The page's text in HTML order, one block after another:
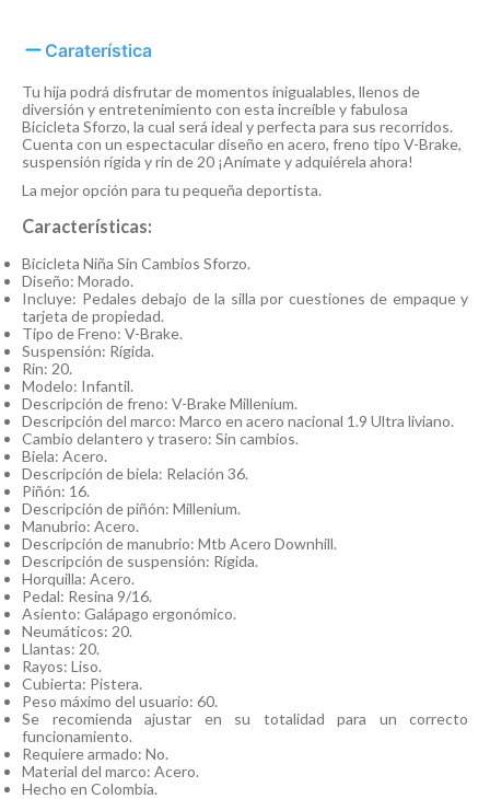
Caraterística
Tu hija podrá disfrutar de momentos inigualables, llenos de
diversión y entretenimiento con esta increíble y fabulosa
Bicicleta Sforzo, la cual será ideal y perfecta para sus recorridos.
Cuenta con un espectacular diseño en acero, freno tipo V-Brake,
suspensión rígida y rin de 20 ¡Anímate y adquiérela ahora!
La mejor opción para tu pequeña deportista.
Características:
Bicicleta Niña Sin Cambios Sforzo.
Diseño: Morado.
Incluye: Pedales debajo de la silla por cuestiones de empaque y
tarjeta de propiedad.
Tipo de Freno: V-Brake.
Suspensión: Rígida.
Rin: 20.
Modelo: Infantil.
Descripción de freno: V-Brake Millenium.
Descripción del marco: Marco en acero nacional 1.9 Ultra liviano.
Cambio delantero y trasero: Sin cambios.
Biela: Acero.
Descripción de biela: Relación 36.
Piñón: 16.
Descripción de piñón: Millenium.
Manubrio: Acero.
Descripción de manubrio: Mtb Acero Downhill.
Descripción de suspensión: Rígida.
Horquilla: Acero.
Pedal: Resina 9/16.
Asiento: Galápago ergonómico.
Neumáticos: 20.
Llantas: 20.
Rayos: Liso.
Cubierta: Pistera.
Peso máximo del usuario: 60.
Se recomienda ajustar en su totalidad para un correcto
funcionamiento.
Requiere armado: No.
Material del marco: Acero.
Hecho en Colombia.